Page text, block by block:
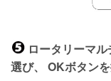
ロータリーマ
選び、 OKボタン